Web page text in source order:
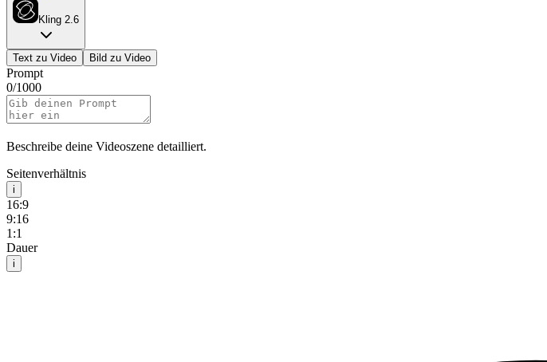
Kling 2.6
Text zu Video Bild zu Video
Prompt
0/1000
Beschreibe deine Videoszene detailliert.
Seitenverhältnis
i
16:9
9:16
1:1
Dauer
i